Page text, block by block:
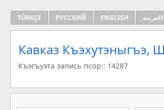
TÜRKÇE РУССКИЙ ENGLISH العربية
Кавказ Къэхутэныгъэ,
Къэгъуэта запись псор:: 14287